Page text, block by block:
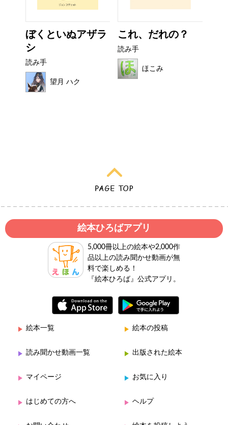
ぼくといぬアザラ
シ
読み手
望月 ハク
これ、だれの？
読み手
ほこみ
絵本ひろばアプリ
5,000冊以上の絵本や2,000作
品以上の読み聞かせ動画が無
料で楽しめる！
『絵本ひろば』公式アプリ。
絵本一覧 絵本の投稿
読み聞かせ動画一覧 出版された絵本
マイページ お気に入り
はじめての方へ ヘルプ